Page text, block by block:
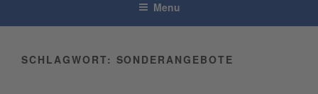
Menu
SCHLAGWORT: SONDERANGEBOTE